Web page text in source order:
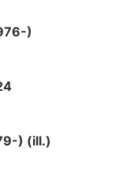
)
) (ill.)